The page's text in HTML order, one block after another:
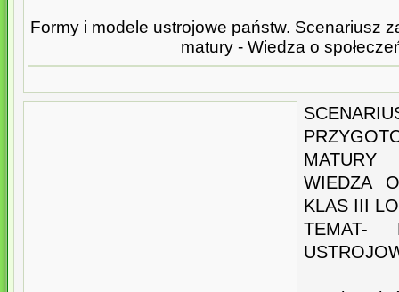
Formy i modele ustrojowe państw. Scenariusz
matury - Wiedza o
MATURY
WIEDZA
KLAS III LO
TEMAT-